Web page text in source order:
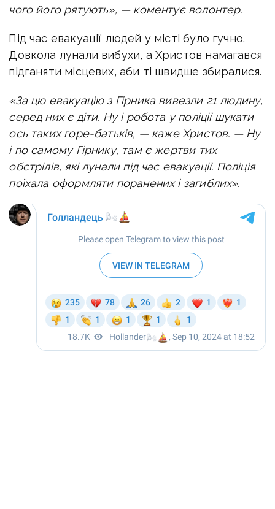
чого його рятують», — коментує волонтер.
Під час евакуації людей у місті було гучно.
Довкола лунали вибухи, а Христов намагався
підганяти місцевих, аби ті швидше збиралися.
«За цю евакуацію з Гірника вивезли 21 людину,
серед них є діти. Ну і робота у поліції шукати
ось таких горе-батьків, — каже Христов. — Ну
і по самому Гірнику, там є жертви тих
обстрілів, які лунали під час евакуації. Поліція
поїхала оформляти поранених і загиблих».